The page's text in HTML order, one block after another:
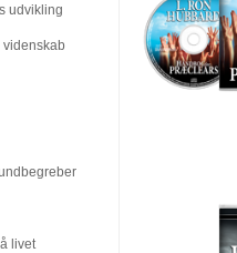
udvikling
videnskab
livet